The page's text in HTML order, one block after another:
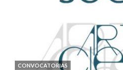
CONVOCATORIAS